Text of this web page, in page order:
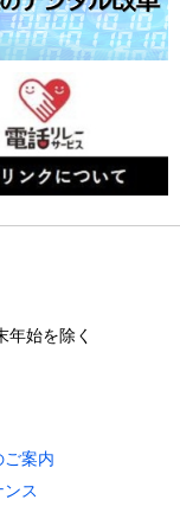
始を除く
ご案内
ンス